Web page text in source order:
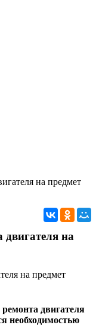
на предмет
двигателя на
двигателя
необходимостью